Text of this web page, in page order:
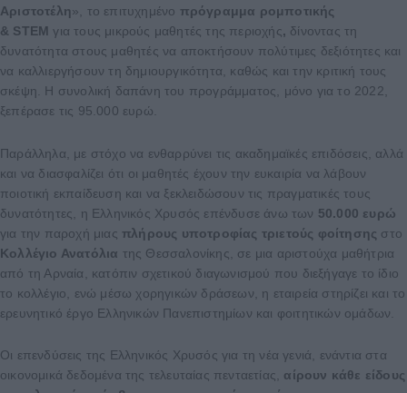
Αριστοτέλη», το επιτυχημένο πρόγραμμα ρομποτικής
& STEMγια τους μικρούς μαθητές της περιοχής, δίνοντας τη
δυνατότητα στους μαθητές να αποκτήσουν πολύτιμες δεξιότητες και
να καλλιεργήσουν τη δημιουργικότητα, καθώς και την κριτική τους
σκέψη. Η συνολική δαπάνη του προγράμματος, μόνο για το 2022,
ξεπέρασε τις 95.000 ευρώ.
Παράλληλα, με στόχο να ενθαρρύνει τις ακαδημαϊκές επιδόσεις, αλλά
και να διασφαλίζει ότι οι μαθητές έχουν την ευκαιρία να λάβουν
ποιοτική εκπαίδευση και να ξεκλειδώσουν τις πραγματικές τους
δυνατότητες, η Ελληνικός Χρυσός επένδυσε άνω των 50.000 ευρώ
για την παροχή μιας πλήρους υποτροφίας τριετούς φοίτησης στο
Κολλέγιο Ανατόλια της Θεσσαλονίκης, σε μια αριστούχα μαθήτρια
από τη Αρναία, κατόπιν σχετικού διαγωνισμού που διεξήγαγε το ίδιο
το κολλέγιο, ενώ μέσω χορηγικών δράσεων, η εταιρεία στηρίζει και το
ερευνητικό έργο Ελληνικών Πανεπιστημίων και φοιτητικών ομάδων.
Οι επενδύσεις της Ελληνικός Χρυσός για τη νέα γενιά, ενάντια στα
οικονομικά δεδομένα της τελευταίας πενταετίας, αίρουν κάθε είδους